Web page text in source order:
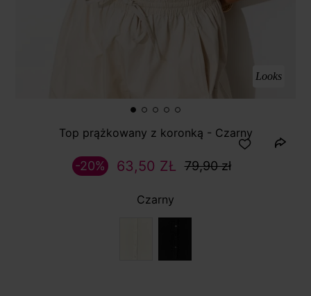
Looks
Top prążkowany z koronką - Czarny
63,50 ZŁ 79,90 zł
-20%
Czarny